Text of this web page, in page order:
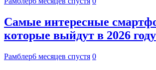
Самые интересные
которые выйдут в 2026 году
Рамблер6 месяцев спустя 0